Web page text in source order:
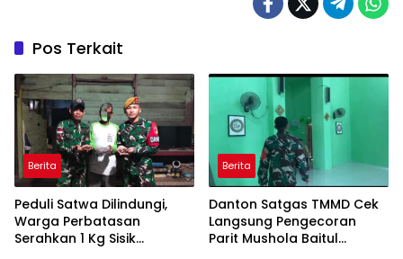
Pos Terkait
Berita
Peduli Satwa Dilindungi,
Warga Perbatasan
Serahkan 1 Kg Sisik
Berita
Danton Satgas TMMD Cek
Langsung Pengecoran
Parit Mushola Baitul